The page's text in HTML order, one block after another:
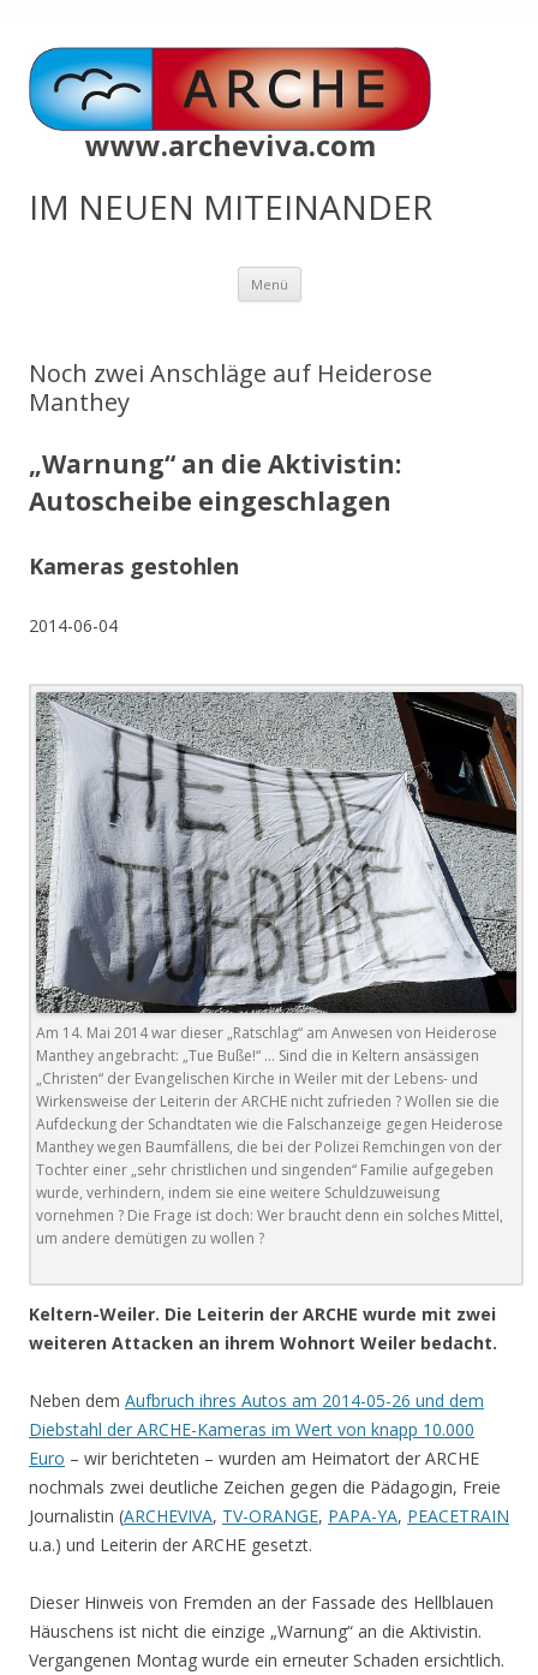
www.archeviva.com
IM NEUEN MITEINANDER
Menü Zum
springen
Noch zwei Anschläge auf Heiderose
Manthey
„Warnung“ an die Aktivistin:
Autoscheibe eingeschlagen
Kameras gestohlen
2014-06-04
Am 14. Mai 2014 war dieser „Ratschlag“ am Anwesen von Heiderose
Manthey angebracht: „Tue Buße!“ … Sind die in Keltern ansässigen
„Christen“ der Evangelischen Kirche in Weiler mit der Lebens- und
Wirkensweise der Leiterin der ARCHE nicht zufrieden ? Wollen sie die
Aufdeckung der Schandtaten wie die Falschanzeige gegen Heiderose
Manthey wegen Baumfällens, die bei der Polizei Remchingen von der
Tochter einer „sehr christlichen und singenden“ Familie aufgegeben
wurde, verhindern, indem sie eine weitere Schuldzuweisung
vornehmen ? Die Frage ist doch: Wer braucht denn ein solches Mittel,
um andere demütigen zu wollen ?
Keltern-Weiler. Die Leiterin der ARCHE wurde mit zwei
weiteren Attacken an ihrem Wohnort Weiler bedacht.
Neben dem Aufbruch ihres Autos am 2014-05-26 und dem
Diebstahl der ARCHE-Kameras im Wert von knapp 10.000
Euro – wir berichteten – wurden am Heimatort der ARCHE
nochmals zwei deutliche Zeichen gegen die Pädagogin, Freie
Journalistin (ARCHEVIVA, TV-ORANGE, PAPA-YA, PEACETRAIN
u.a.) und Leiterin der ARCHE gesetzt.
Dieser Hinweis von Fremden an der Fassade des Hellblauen
Häuschens ist nicht die einzige „Warnung“ an die Aktivistin.
Vergangenen Montag wurde ein erneuter Schaden ersichtlich.